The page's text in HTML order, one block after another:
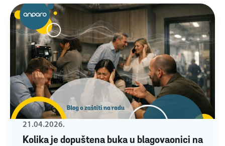
Kolika je dopuštena buka u blagovaonici na
21.04.2026.